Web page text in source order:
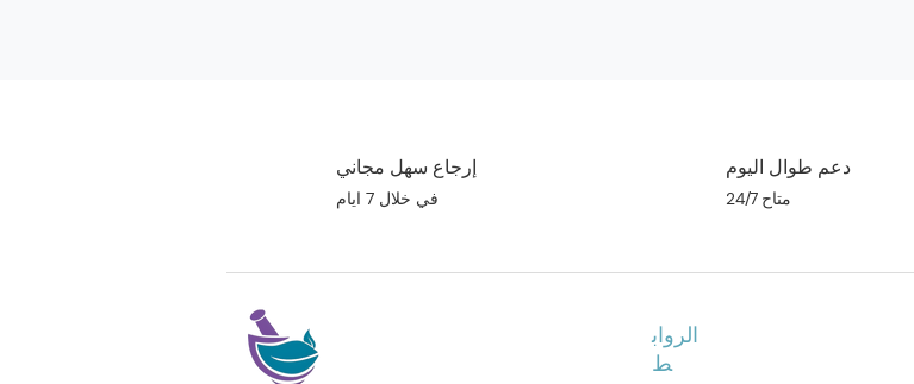
إرجاع سهل مجاني
في خلال 7 ايام
دعم طوال اليوم
متاح 24/7
الرواب
ط